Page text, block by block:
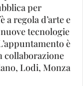
per
a regola d’arte e
tecnologie
è
collaborazione
Lodi, Monza